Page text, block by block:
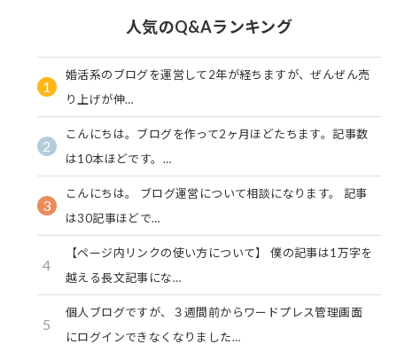
人気のQ&Aランキング
1
婚活系のブログを運営して2年が経ちますが、ぜんぜん売
り上げが伸…
2
こんにちは。ブログを作って2ヶ月ほどたちます。記事数
は10本ほどです。…
3
こんにちは。 ブログ運営について相談になります。 記事
は30記事ほどで…
4
【ページ内リンクの使い方について】 僕の記事は1万字を
越える長文記事にな…
5
個人ブログですが、３週間前からワードプレス管理画面
にログインできなくなりました…